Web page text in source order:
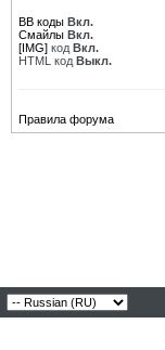
BB коды Вкл.
Смайлы Вкл.
[IMG] код Вкл.
HTML код Выкл.
Правила форума